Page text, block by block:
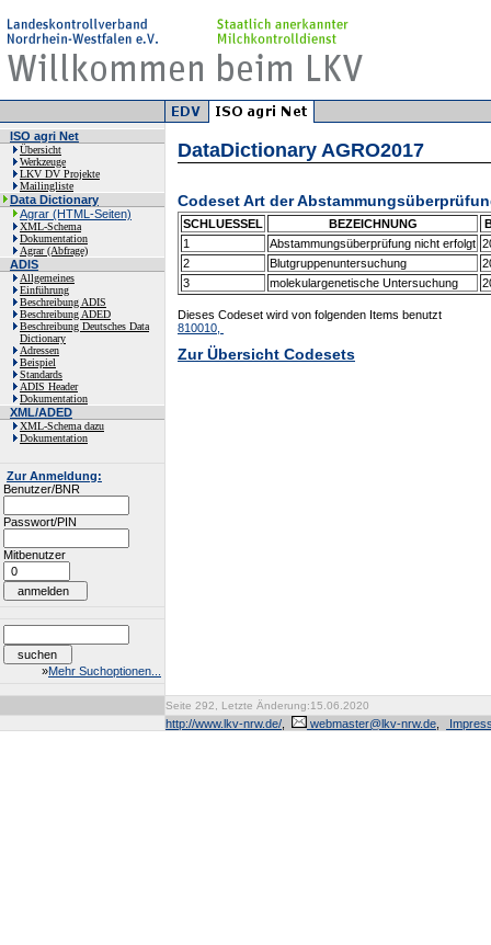
ISO agri Net
Übersicht
Werkzeuge
LKV DV Projekte
Mailingliste
Data Dictionary
Agrar (HTML-Seiten)
XML-Schema
Dokumentation
Agrar (Abfrage)
ADIS
Allgemeines
Einführung
Beschreibung ADIS
Beschreibung ADED
Beschreibung Deutsches Data
Dictionary
Adressen
Beispiel
Standards
ADIS Header
Dokumentation
XML/ADED
XML-Schema dazu
Dokumentation
Zur Anmeldung:
Benutzer/BNR
Passwort/PIN
Mitbenutzer
»Mehr Suchoptionen...
DataDictionary AGRO2017
Codeset Art der
SCHLUESSEL BEZEICHNUNG
1
Abstammungsüberprüfung nicht erfolgt
2
Blutgruppenuntersuchung
3
molekulargenetische Untersuchung
Dieses Codeset wird von folgenden Items benutzt
810010,
Zur Übersicht Codesets
Seite 292, Letzte Änderung:15.06.2020
http://www.lkv-nrw.de/ webmaster@lkv-nrw.de